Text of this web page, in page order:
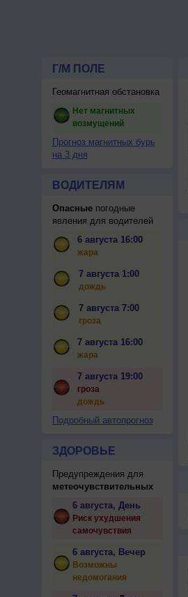
Г/М ПОЛЕ
Геомагнитная обстановка
Нет магнитных
возмущений
Прогноз магнитных бурь
на 3 дня
ВОДИТЕЛЯМ
Опасныепогодные
явления для водителей
6 августа 16:00
жара
7 августа 1:00
дождь
7 августа 7:00
гроза
7 августа 16:00
жара
7 августа 19:00
гроза
дождь
Подробный автопрогноз
ЗДОРОВЬЕ
Предупреждения для
метеочувствительных
6 августа, День
Риск ухудшения
самочувствия
6 августа, Вечер
Возможны
недомогания